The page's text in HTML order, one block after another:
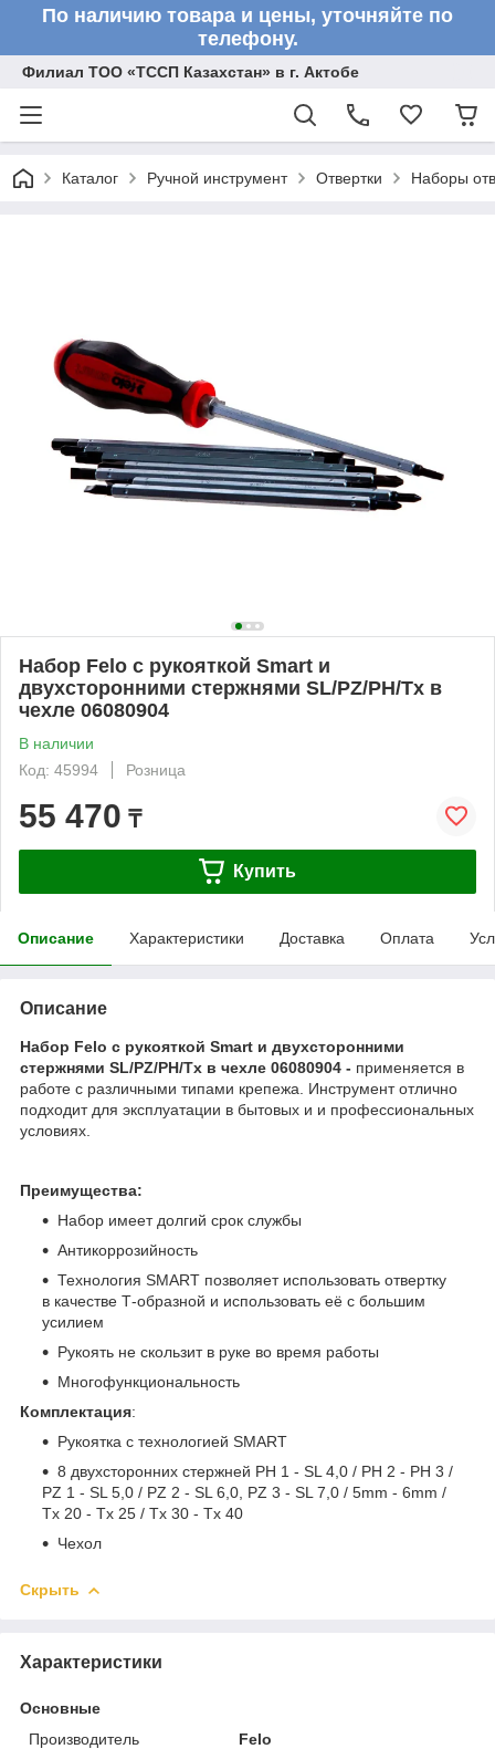
По наличию товара и цены, уточняйте по
телефону.
Филиал ТОО «ТССП Казахстан» в г. Актобе
Каталог Ручной инструмент Отвертки Наборы
Набор Felo с рукояткой Smart и
двухсторонними стержнями SL/PZ/PH/Tx в
чехле 06080904
В наличии
Код: 45994
Розница
55 470 ₸
Купить
Описание Характеристики Доставка Оплата
Описание
Набор Felo с рукояткой Smart и двухсторонними
стержнями SL/PZ/PH/Tx в чехле 06080904 - применяется в
работе с различными типами крепежа. Инструмент отлично
подходит для эксплуатации в бытовых и и профессиональных
условиях.
Преимущества:
Набор имеет долгий срок службы
Антикоррозийность
Технология SMART позволяет использовать отвертку
в качестве Т-образной и использовать её с большим
усилием
Рукоять не скользит в руке во время работы
Многофункциональность
Комплектация:
Рукоятка с технологией SMART
8 двухсторонних стержней PH 1 - SL 4,0 / PH 2 - PH 3 /
PZ 1 - SL 5,0 / PZ 2 - SL 6,0, PZ 3 - SL 7,0 / 5mm - 6mm /
Tx 20 - Tx 25 / Tx 30 - Tx 40
Чехол
Скрыть
Характеристики
Основные
Производитель
Felo